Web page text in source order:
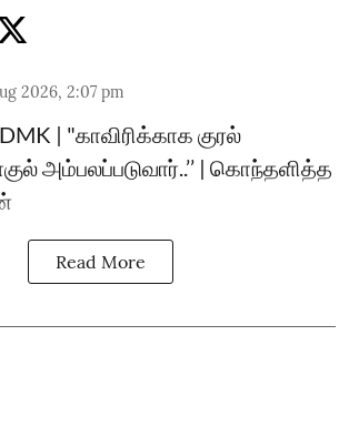
2026, 2:07 pm
| "காவிரிக்காக குரல்
அம்பலப்படுவார்..’’ | கொந்தளித்த
Read More